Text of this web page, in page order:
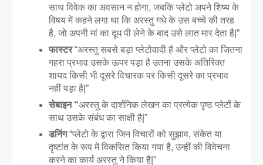
साथ विवेक का अवसान न होगा, जबकि प्लेटो अपने शिष्य के
विषय में कहने लगा था कि अरस्तु गधे के उस बच्चे की तरह
है, जो अपनी मां का दूध पी लेने के बाद उसे लात मार देता है|”
फास्टर “अरस्तु सबसे बड़ा प्लेटोवादी है और प्लेटो का जितना
गहरा प्रभाव उसके ऊपर पड़ा है उतना उसके अतिरिक्त
शायद किसी भी दूसरे विचारक पर किसी दूसरे का प्रभाव
नहीं पड़ा है|”
सेबाइन “अरस्तु के दार्शनिक लेखन का प्रत्येक पृष्ठ प्लेटों के
साथ उसके संबंध का साक्षी है|”
डनिंग “प्लेटो के द्वारा जिन विचारों को सुझाव, संकेत या
दृष्टांत के रूप में विकसित किया गया है, उन्हीं की विवेचना
करने का कार्य अरस्तु ने किया है|”